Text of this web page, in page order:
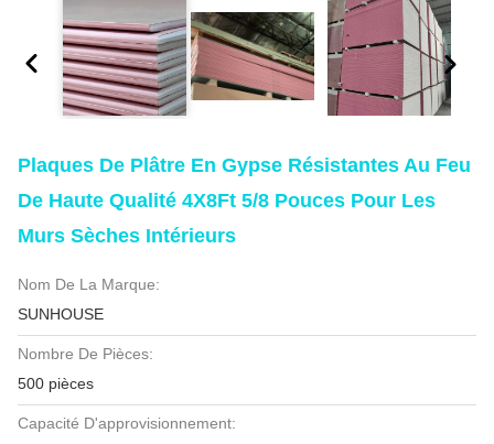
Plaques De Plâtre En Gypse Résistantes Au Feu
De Haute Qualité 4X8Ft 5/8 Pouces Pour Les
Murs Sèches Intérieurs
Nom De La Marque:
SUNHOUSE
Nombre De Pièces:
500 pièces
Capacité D'approvisionnement: